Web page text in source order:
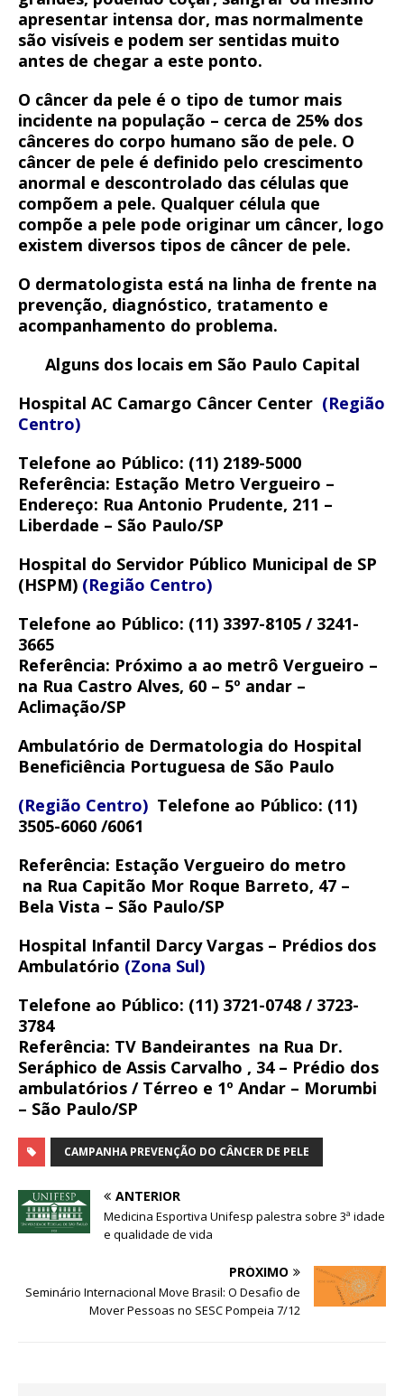
apresentar intensa dor, mas normalmente
são visíveis e podem ser sentidas muito
antes de chegar a este ponto.
O câncer da pele é o tipo de tumor mais
incidente na população – cerca de 25% dos
cânceres do corpo humano são de pele. O
câncer de pele é definido pelo crescimento
anormal e descontrolado das células que
compõem a pele. Qualquer célula que
compõe a pele pode originar um câncer, logo
existem diversos tipos de câncer de pele.
O dermatologista está na linha de frente na
prevenção, diagnóstico, tratamento e
acompanhamento do problema.
Alguns dos locais em São Paulo Capital
Hospital AC Camargo Câncer Center (Região
Centro)
Telefone ao Público: (11) 2189-5000
Referência: Estação Metro Vergueiro –
Endereço: Rua Antonio Prudente, 211 –
Liberdade – São Paulo/SP
Hospital do Servidor Público Municipal de SP
(HSPM) (Região Centro)
Telefone ao Público: (11) 3397-8105 / 3241-
3665
Referência: Próximo a ao metrô Vergueiro –
na Rua Castro Alves, 60 – 5º andar –
Aclimação/SP
Ambulatório de Dermatologia do Hospital
Beneficiência Portuguesa de São Paulo
(Região Centro) Telefone ao Público: (11)
3505-6060 /6061
Referência: Estação Vergueiro do metro
na Rua Capitão Mor Roque Barreto, 47 –
Bela Vista – São Paulo/SP
Hospital Infantil Darcy Vargas – Prédios dos
Ambulatório (Zona Sul)
Telefone ao Público: (11) 3721-0748 / 3723-
3784
Referência: TV Bandeirantes na Rua Dr.
Seráphico de Assis Carvalho , 34 – Prédio dos
ambulatórios / Térreo e 1º Andar – Morumbi
– São Paulo/SP
CAMPANHA PREVENÇÃO DO CÂNCER DE PELE
ANTERIOR
Medicina Esportiva Unifesp palestra sobre 3ª idade
e qualidade de vida
PRÓXIMO
Seminário Internacional Move Brasil: O Desafio de
Mover Pessoas no SESC Pompeia 7/12